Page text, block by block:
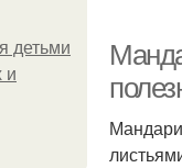
детьми
и